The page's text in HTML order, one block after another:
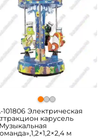
101806 Электрическая
карусель
м